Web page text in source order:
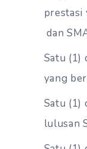
prestasi
dan
Satu (1)
yang
Satu (1)
lulusan